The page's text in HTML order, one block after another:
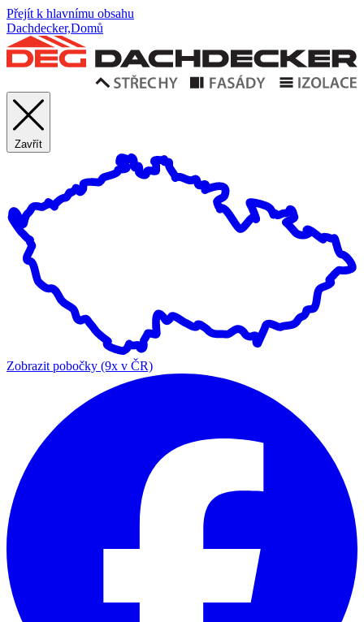
Přejít k hlavnímu obsahu
Dachdecker,Domů
Zavřít
Zobrazit pobočky (9x v ČR)